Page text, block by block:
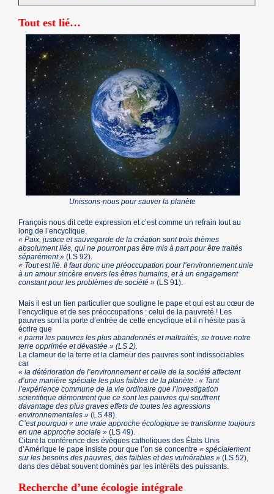
Tout est lié…
Unissons-nous pour sauver la planète
François nous dit cette expression et c’est comme un refrain tout au
long de l’encyclique.
« Paix, justice et sauvegarde de la création sont trois thèmes
absolument liés, qui ne pourront pas être mis à part pour être traités
séparément » (LS 92).
« Tout est lié. Il faut donc une préoccupation pour l’environnement unie
à un amour sincère envers les êtres humains, et à un engagement
constant pour les problèmes de société » (LS 91).
Mais il est un lien particulier que souligne le pape et qui est au cœur de
l’encyclique et de ses préoccupations : celui de la pauvreté ! Les
pauvres sont la porte d’entrée de cette encyclique et il n’hésite pas à
écrire que
« parmi les pauvres les plus abandonnés et maltraités, se trouve notre
terre opprimée et dévastée » (LS 2).
La clameur de la terre et la clameur des pauvres sont indissociables
car
« la détérioration de l’environnement et celle de la société affectent
d’une manière spéciale les plus faibles de la planète : « Tant
l’expérience commune de la vie ordinaire que l’investigation
scientifique démontrent que ce sont les pauvres qui souffrent
davantage des plus graves effets de toutes les agressions
environnementales » (LS 48).
C’est pourquoi « une vraie approche écologique se transforme toujours
en une approche sociale » (LS 49).
Citant la conférence des évêques catholiques des États Unis
d’Amérique le pape insiste pour que l’on se concentre« spécialement
sur les besoins des pauvres, des faibles et des vulnérables »(LS 52),
dans des débat souvent dominés par les intérêts des puissants.
Recherche d’une écologie intégrale